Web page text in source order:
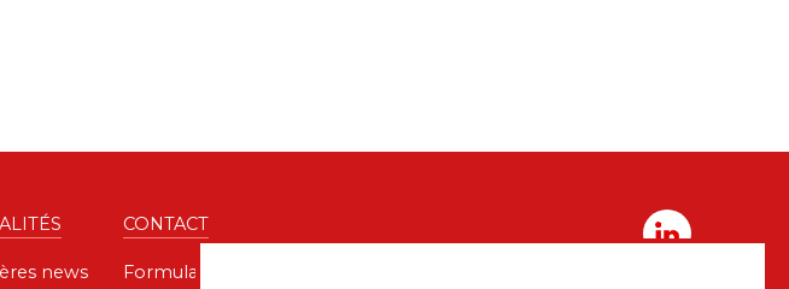
news
CONTACT
Formulaire de contact